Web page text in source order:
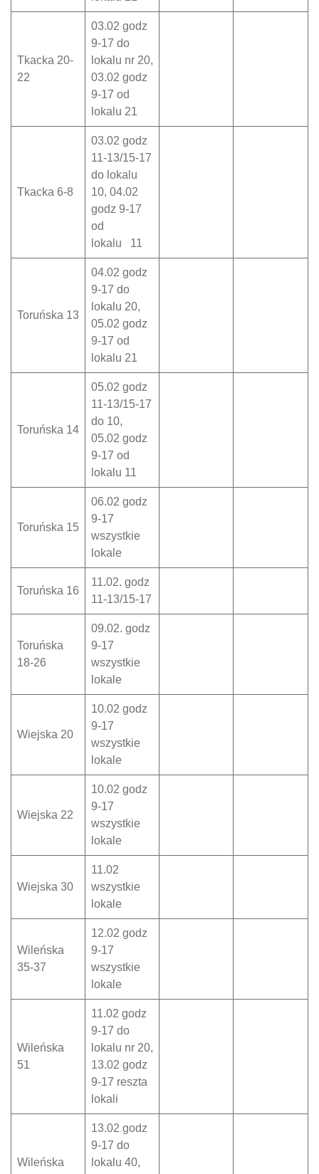
Tkacka 20-
22
03.02 godz
9-17 do
lokalu nr 20,
03.02 godz
9-17 od
lokalu 21
Tkacka 6-8
03.02 godz
11-13/15-17
do lokalu
10, 04.02
godz 9-17
od
lokalu 11
Toruńska 13
04.02 godz
9-17 do
lokalu 20,
05.02 godz
9-17 od
lokalu 21
Toruńska 14
05.02 godz
11-13/15-17
do 10,
05.02 godz
9-17 od
lokalu 11
Toruńska 15
06.02 godz
9-17
wszystkie
lokale
Toruńska 16
11.02. godz
11-13/15-17
Toruńska
18-26
09.02. godz
9-17
wszystkie
lokale
Wiejska 20
10.02 godz
9-17
wszystkie
lokale
Wiejska 22
10.02 godz
9-17
wszystkie
lokale
Wiejska 30
11.02
wszystkie
lokale
Wileńska
35-37
12.02 godz
9-17
wszystkie
lokale
Wileńska
51
11.02 godz
9-17 do
lokalu nr 20,
13.02 godz
9-17 reszta
lokali
Wileńska
13.02 godz
9-17 do
lokalu 40,